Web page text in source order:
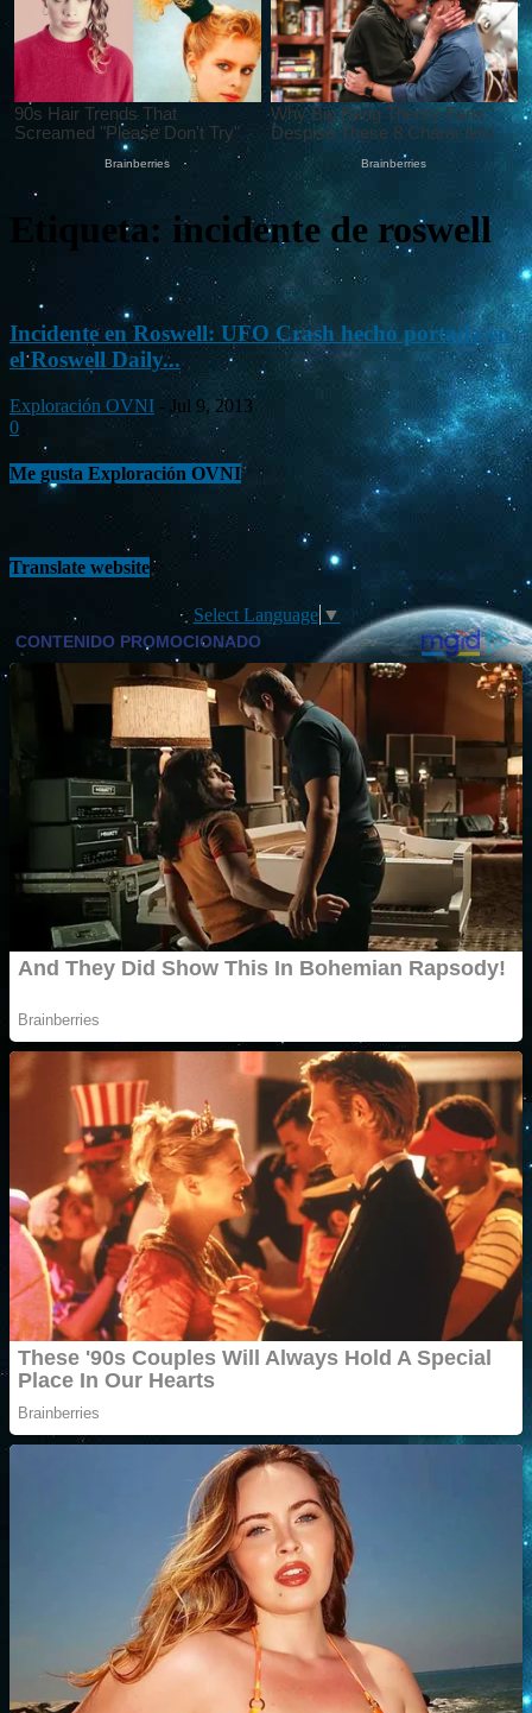
Etiqueta: incidente de roswell
Incidente en Roswell: UFO Crash hecho portada en
el Roswell Daily...
Exploración OVNI - Jul 9, 2013
0
Me gusta Exploración OVNI
Translate website
Select Language ▼